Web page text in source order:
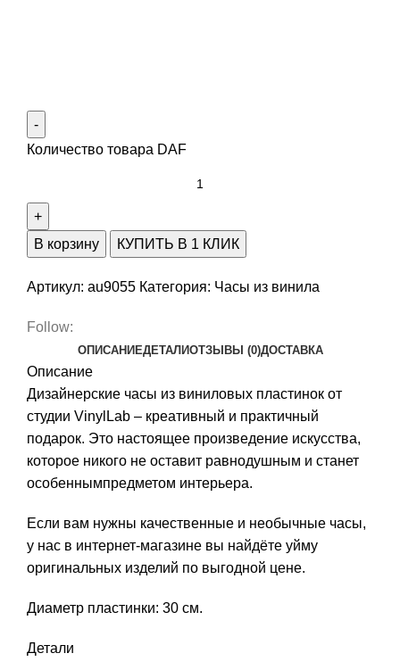
Количество товара DAF
В корзину КУПИТЬ В 1 КЛИК
Артикул: au9055 Категория: Часы из винила
Follow:
ОПИСАНИЕДЕТАЛИОТЗЫВЫ (0)ДОСТАВКА
Описание
Дизайнерские часы из виниловых пластинок от
студии VinylLab – креативный и практичный
подарок. Это настоящее произведение искусства,
которое никого не оставит равнодушным и станет
особеннымпредметом интерьера.
Если вам нужны качественные и необычные часы,
у нас в интернет-магазине вы найдёте уйму
оригинальных изделий по выгодной цене.
Диаметр пластинки: 30 см.
Детали